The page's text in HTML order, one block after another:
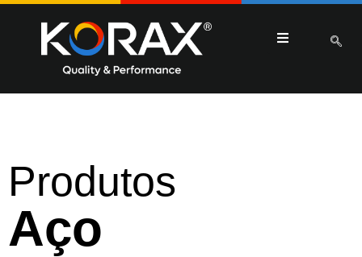
Produtos
Aço